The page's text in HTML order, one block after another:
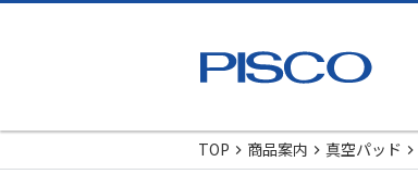
TOP
商品案内 真空パッド